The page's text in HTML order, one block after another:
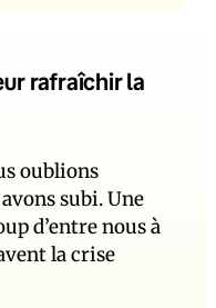
rafraîchir la
oublions
subi. Une
d’entre nous à
la crise